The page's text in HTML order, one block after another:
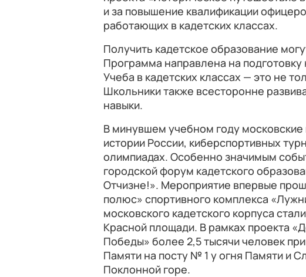
и за повышение квалификации
работающих в кадетских классах.
Получить кадетское образование
Программа направлена на
Учеба в кадетских классах — это не
Школьники также всесторонне
навыки.
В минувшем учебном году московские
истории России, киберспортивных
олимпиадах. Особенно значимым
городской форум кадетского
Отчизне!». Мероприятие впервые
полюс» спортивного комплекса
московского кадетского корпуса
Красной площади. В рамках проекта
Победы» более 2,5 тысячи человек
Памяти на посту № 1 у огня Памяти и
Поклонной горе.